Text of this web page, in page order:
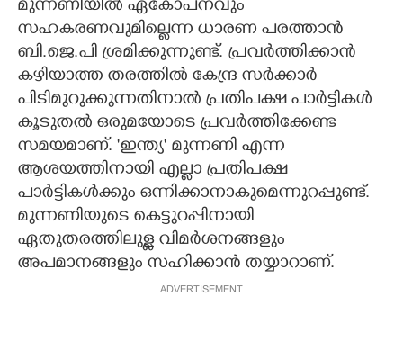
മുന്നണിയിൽ ഏകോപനവും
സഹകരണവുമില്ലെന്ന ധാരണ പരത്താൻ
ബി.ജെ.പി ശ്രമിക്കുന്നുണ്ട്. പ്രവർത്തിക്കാൻ
കഴിയാത്ത തരത്തിൽ കേന്ദ്ര സർക്കാർ
പിടിമുറുക്കുന്നതിനാൽ പ്രതിപക്ഷ പാർട്ടികൾ
കൂടുതൽ ഒരുമയോടെ പ്രവർത്തിക്കേണ്ട
സമയമാണ്. 'ഇന്ത്യ' മുന്നണി എന്ന
ആശയത്തിനായി എല്ലാ പ്രതിപക്ഷ
പാർട്ടികൾക്കും ഒന്നിക്കാനാകുമെന്നുറപ്പുണ്ട്.
മുന്നണിയുടെ കെട്ടുറപ്പിനായി
ഏതുതരത്തിലുള്ള വിമർശനങ്ങളും
അപമാനങ്ങളും സഹിക്കാൻ തയ്യാറാണ്.
ADVERTISEMENT